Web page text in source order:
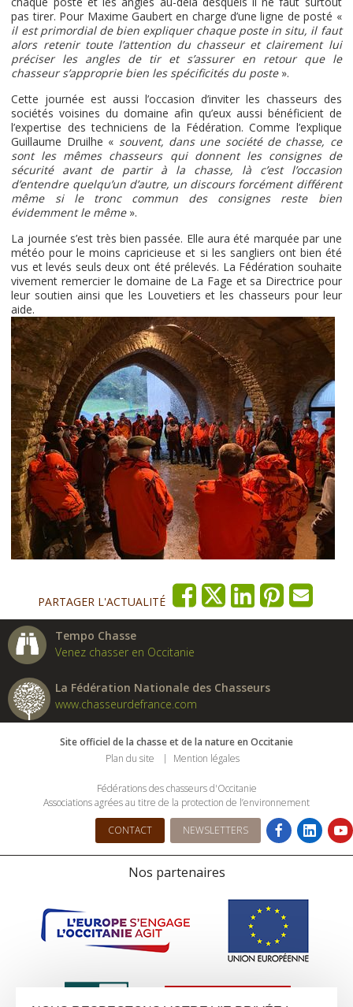
pas tirer. Pour Maxime Gaubert en charge d’une ligne de posté «
il est primordial de bien expliquer chaque poste in situ, il faut
alors retenir toute l’attention du chasseur et clairement lui
préciser les angles de tir et s’assurer en retour que le
chasseur s’approprie bien les spécificités du poste».
Cette journée est aussi l’occasion d’inviter les chasseurs des
sociétés voisines du domaine afin qu’eux aussi bénéficient de
l’expertise des techniciens de la Fédération. Comme l’explique
Guillaume Druilhe « souvent, dans une société de chasse, ce
sont les mêmes chasseurs qui donnent les consignes de
sécurité avant de partir à la chasse, là c’est l’occasion
d’entendre quelqu’un d’autre, un discours forcément différent
même si le tronc commun des consignes reste bien
évidemment le même».
La journée s’est très bien passée. Elle aura été marquée par une
météo pour le moins capricieuse et si les sangliers ont bien été
vus et levés seuls deux ont été prélevés. La Fédération souhaite
vivement remercier le domaine de La Fage et sa Directrice pour
leur soutien ainsi que les Louvetiers et les chasseurs pour leur
aide.
PARTAGER L'ACTUALITÉ
Tempo Chasse
Venez chasser en Occitanie
La Fédération Nationale des Chasseurs
www.chasseurdefrance.com
Site officiel de la chasse et de la nature en Occitanie
Plan du site
Mention légales
Fédérations des chasseurs d'Occitanie
Associations agrées au titre de la protection de l’environnement
CONTACT NEWSLETTERS
Nos partenaires